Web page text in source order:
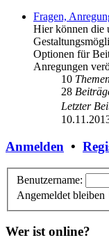
Fragen,
Hier können die
Optionen für
Anregungen
10
28
Letzter
Anmelden •
Benutzername:
Angemeldet bleiben
Wer ist online?